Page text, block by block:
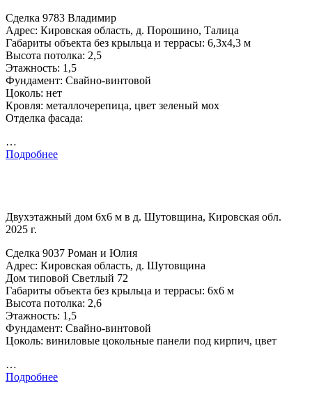
Сделка 9783 Владимир
Адрес: Кировская область, д. Порошино, Талица
Габариты объекта без крыльца и террасы: 6,3х4,3 м
Высота потолка: 2,5
Этажность: 1,5
Фундамент: Свайно-винтовой
Цоколь: нет
Кровля: металлочерепица, цвет зеленый мох
Отделка фасада:
…
Подробнее
Двухэтажный дом 6х6 м в д. Шутовщина, Кировская обл.
2025 г.
Сделка 9037 Роман и Юлия
Адрес: Кировская область, д. Шутовщина
Дом типовой Светлый 72
Габариты объекта без крыльца и террасы: 6х6 м
Высота потолка: 2,6
Этажность: 1,5
Фундамент: Свайно-винтовой
Цоколь: виниловые цокольные панели под кирпич, цвет
…
Подробнее